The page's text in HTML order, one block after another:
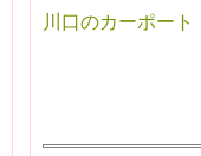
川口のカーポート